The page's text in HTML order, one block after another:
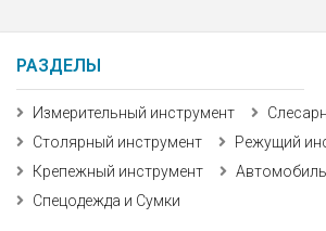
РАЗДЕЛЫ
Измерительный инструмент
Столярный инструмент
Режущий
Крепежный инструмент
Спецодежда и Сумки